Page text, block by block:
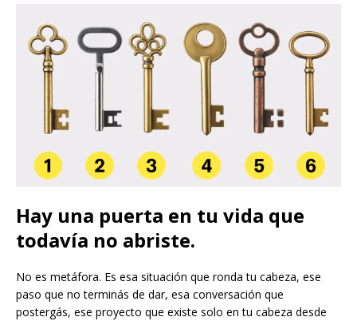
Hay una puerta en tu vida que
todavía no abriste.
No es metáfora. Es esa situación que ronda tu cabeza, ese
paso que no terminás de dar, esa conversación que
postergás, ese proyecto que existe solo en tu cabeza desde